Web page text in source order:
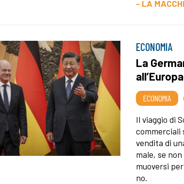
- LA
ECONOMIA
La
ECONOMIA
Il viaggio di
commerciali
vendita di
male, se non
muoversi
no.